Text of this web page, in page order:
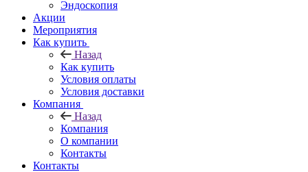
Эндоскопия
Акции
Мероприятия
Как купить
Назад
Как купить
Условия оплаты
Условия доставки
Компания
Назад
Компания
О компании
Контакты
Контакты